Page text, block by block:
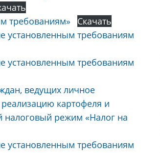
требованиям»
Скачать
установленным требованиям
установленным требованиям
ведущих личное
картофеля и
режим «Налог на
установленным требованиям